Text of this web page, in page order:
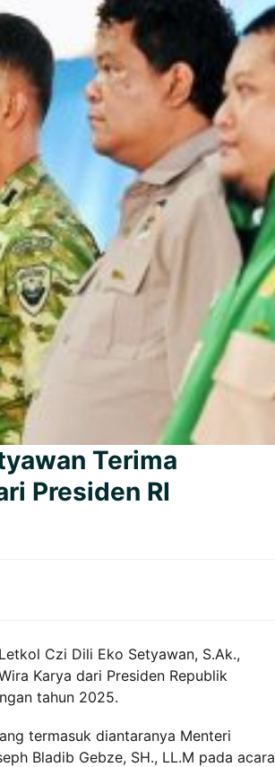
Terima
Presiden RI
Czi Dili Eko Setyawan, S.Ak.,
Karya dari Presiden Republik
tahun 2025.
termasuk diantaranya Menteri
Bladib Gebze, SH., LL.M pada acara